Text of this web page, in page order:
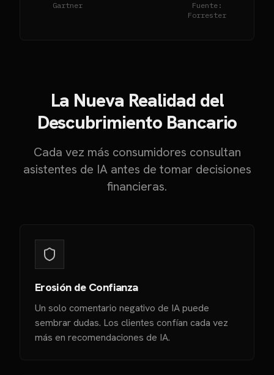
Gartner
Fuente:
Forrester
La Nueva Realidad del
Descubrimiento Bancario
Cada vez más consumidores consultan
asistentes de IA antes de tomar decisiones
financieras.
Erosión de Confianza
Un solo comentario negativo de IA puede
sembrar dudas. Los clientes confían cada vez
más en recomendaciones de IA.